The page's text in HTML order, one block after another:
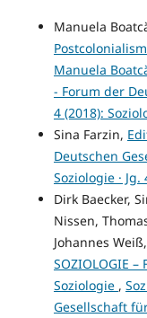
Manuela
Manuela
- Forum der
4 (2018):
Sina Farzin,
Deutschen
Soziologie · Jg.
Dirk Baecker,
Nissen,
Johannes Weiß,
SOZIOLOGIE
Soziologie ,
Gesellschaft